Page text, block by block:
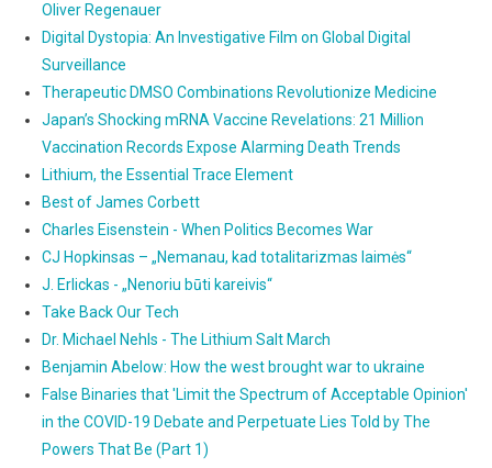
Oliver Regenauer
Digital Dystopia: An Investigative Film on Global Digital
Surveillance
Therapeutic DMSO Combinations Revolutionize Medicine
Japan’s Shocking mRNA Vaccine Revelations: 21 Million
Vaccination Records Expose Alarming Death Trends
Lithium, the Essential Trace Element
Best of James Corbett
Charles Eisenstein - When Politics Becomes War
CJ Hopkinsas – „Nemanau, kad totalitarizmas laimės“
J. Erlickas - „Nenoriu būti kareivis“
Take Back Our Tech
Dr. Michael Nehls - The Lithium Salt March
Benjamin Abelow: How the west brought war to ukraine
False Binaries that 'Limit the Spectrum of Acceptable Opinion'
in the COVID-19 Debate and Perpetuate Lies Told by The
Powers That Be (Part 1)